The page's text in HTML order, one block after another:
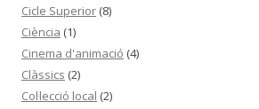
Cicle Superior (8)
Ciència (1)
Cinema d'animació (4)
Clàssics (2)
Col·lecció local (2)